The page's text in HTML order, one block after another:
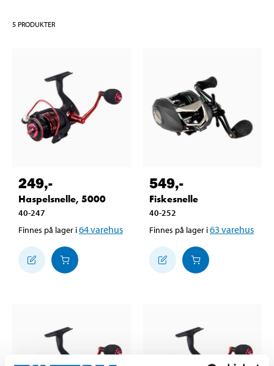
5 PRODUKTER
249,-
Haspelsnelle, 5000
40-247
Finnes på lager i64varehus
549,-
Fiskesnelle
40-252
Finnes på lager i63 varehus